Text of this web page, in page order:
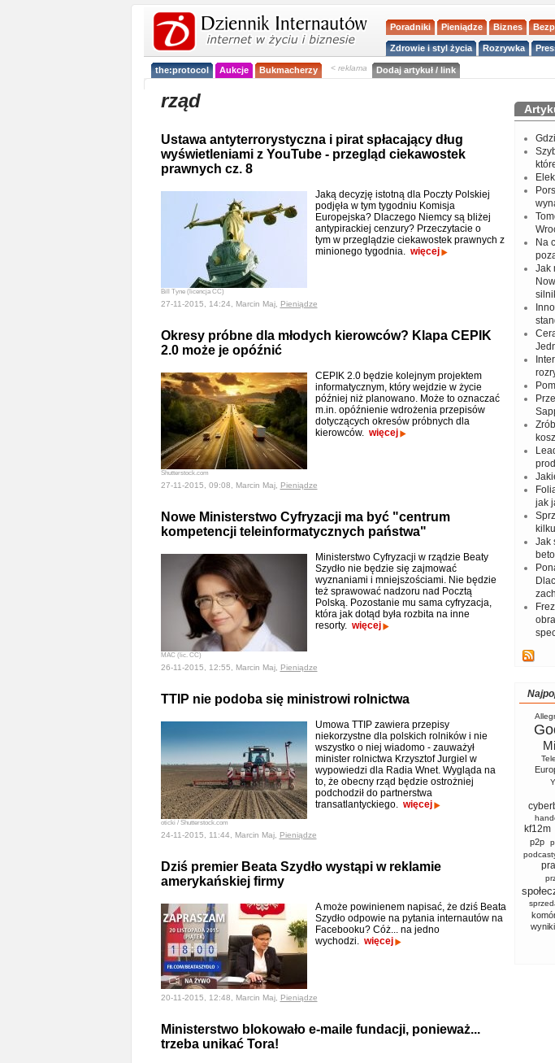
Poradniki Pieniądze Biznes
Zdrowie i styl życia Rozrywka
the:protocol Aukcje Bukmacherzy < reklama Dodaj artykuł / link
rząd
Ustawa antyterrorystyczna i pirat spłacający dług
wyświetleniami z YouTube - przegląd ciekawostek
prawnych cz. 8
Bill Tyne (licencja CC)
Jaką decyzję istotną dla Poczty Polskiej
podjęła w tym tygodniu Komisja
Europejska? Dlaczego Niemcy są bliżej
antypirackiej cenzury? Przeczytacie o
tym w przeglądzie ciekawostek prawnych z
minionego tygodnia. więcej
27-11-2015, 14:24, Marcin Maj, Pieniądze
Okresy próbne dla młodych kierowców? Klapa CEPIK
2.0 może je opóźnić
Shutterstock.com
CEPIK 2.0 będzie kolejnym projektem
informatycznym, który wejdzie w życie
później niż planowano. Może to oznaczać
m.in. opóźnienie wdrożenia przepisów
dotyczących okresów próbnych dla
kierowców. więcej
27-11-2015, 09:08, Marcin Maj, Pieniądze
Nowe Ministerstwo Cyfryzacji ma być "centrum
kompetencji teleinformatycznych państwa"
MAC (lic. CC)
Ministerstwo Cyfryzacji w rządzie Beaty
Szydło nie będzie się zajmować
wyznaniami i mniejszościami. Nie będzie
też sprawować nadzoru nad Pocztą
Polską. Pozostanie mu sama cyfryzacja,
która jak dotąd była rozbita na inne
resorty. więcej
26-11-2015, 12:55, Marcin Maj, Pieniądze
TTIP nie podoba się ministrowi rolnictwa
oticki / Shutterstock.com
Umowa TTIP zawiera przepisy
niekorzystne dla polskich rolników i nie
wszystko o niej wiadomo - zauważył
minister rolnictwa Krzysztof Jurgiel w
wypowiedzi dla Radia Wnet. Wygląda na
to, że obecny rząd będzie ostrożniej
podchodził do partnerstwa
transatlantyckiego. więcej
24-11-2015, 11:44, Marcin Maj, Pieniądze
Dziś premier Beata Szydło wystąpi w reklamie
amerykańskiej firmy
A może powinienem napisać, że dziś Beata
Szydło odpowie na pytania internautów na
Facebooku? Cóż... na jedno
wychodzi. więcej
20-11-2015, 12:48, Marcin Maj, Pieniądze
Ministerstwo blokowało e-maile fundacji, ponieważ...
trzeba unikać Tora!
Na
Jak
jak
Jak
kf12m
p2p